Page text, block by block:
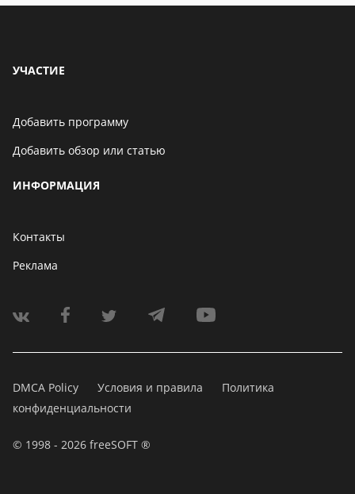
УЧАСТИЕ
Добавить программу
Добавить обзор или статью
ИНФОРМАЦИЯ
Контакты
Реклама
DMCA Policy Условия и правила
Политика
конфиденциальности
© 1998 - 2026 freeSOFT ®